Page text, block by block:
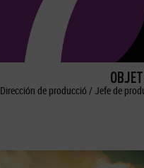
Dirección de producció / Jefe de